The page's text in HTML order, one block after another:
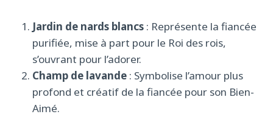
Jardin de nards blancs : Représente la fiancée
purifiée, mise à part pour le Roi des rois,
s’ouvrant pour l’adorer.
Champ de lavande : Symbolise l’amour plus
profond et créatif de la fiancée pour son Bien-
Aimé.